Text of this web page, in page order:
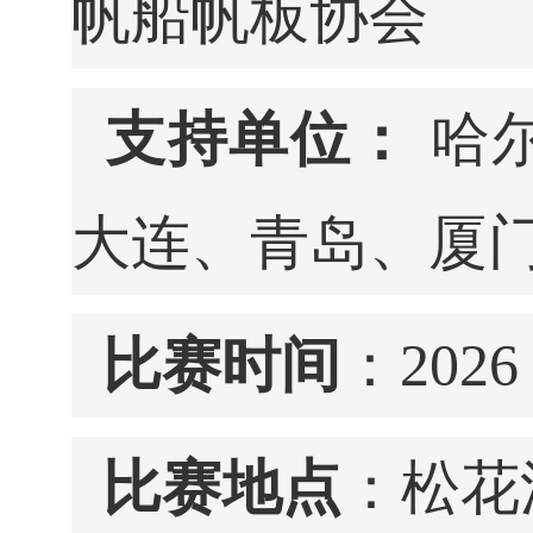
帆船帆板协会
支持单位：
哈
大连、青岛、厦
比赛时间 ：
比赛地点 ：松